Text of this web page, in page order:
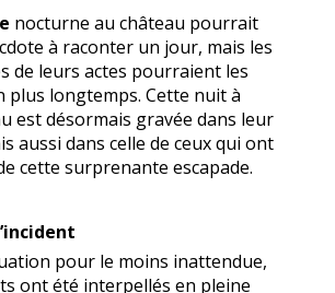
nocturne au château pourrait
à raconter un jour, mais les
de leurs actes pourraient les
plus longtemps. Cette nuit à
est désormais gravée dans leur
aussi dans celle de ceux qui ont
cette surprenante escapade.
pour le moins inattendue,
ont été interpellés en pleine